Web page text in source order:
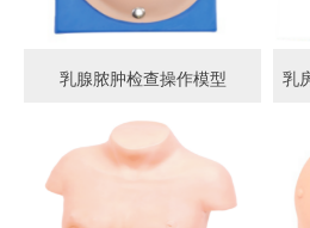
乳腺脓肿检查操作模型